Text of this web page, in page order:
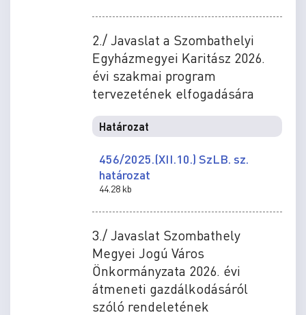
2./ Javaslat a Szombathelyi
Egyházmegyei Karitász 2026.
évi szakmai program
tervezetének elfogadására
Határozat
456/2025.(XII.10.) SzLB. sz.
határozat
44.28 kb
3./ Javaslat Szombathely
Megyei Jogú Város
Önkormányzata 2026. évi
átmeneti gazdálkodásáról
szóló rendeletének